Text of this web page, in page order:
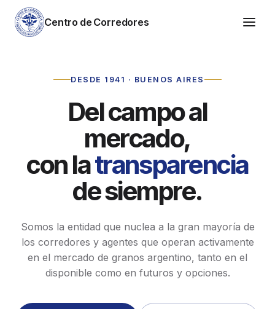
Centro de Corredores
DESDE 1941 · BUENOS AIRES
Del campo al
mercado,
con latransparencia
de siempre.
Somos la entidad que nuclea a la gran mayoría de
los corredores y agentes que operan activamente
en el mercado de granos argentino, tanto en el
disponible como en futuros y opciones.